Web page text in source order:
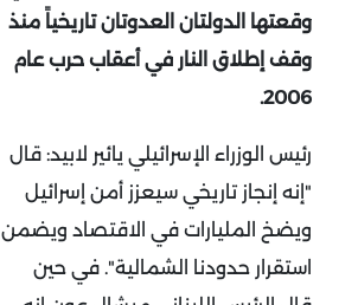
وقعتها الدولتان العدوتان تاريخياً منذ
وقف إطلاق النار في أعقاب حرب عام
2006.
رئيس الوزراء الإسرائيلي يائير لابيد: قال
"إنه إنجاز تاريخي سيعزز أمن إسرائيل
ويضخ المليارات في الاقتصاد ويضمن
استقرار حدودنا الشمالية". في حين
غزة..
واقع
من
أجل
البقاء
السودان